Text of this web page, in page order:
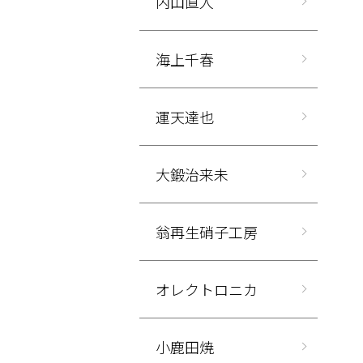
海上千春
運天達也
大鍛治来未
翁再生硝子工房
オレクトロニカ
小鹿田焼